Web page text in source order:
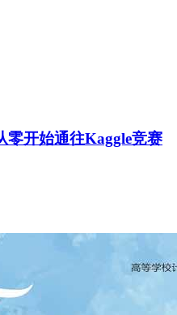
零开始通往Kaggle竞赛